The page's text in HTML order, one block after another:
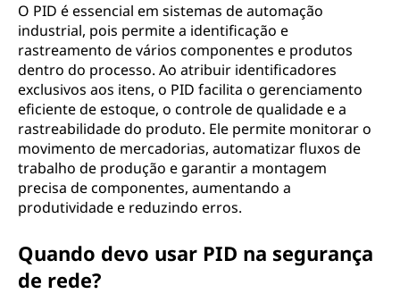
O PID é essencial em sistemas de automação
industrial, pois permite a identificação e
rastreamento de vários componentes e produtos
dentro do processo. Ao atribuir identificadores
exclusivos aos itens, o PID facilita o gerenciamento
eficiente de estoque, o controle de qualidade e a
rastreabilidade do produto. Ele permite monitorar o
movimento de mercadorias, automatizar fluxos de
trabalho de produção e garantir a montagem
precisa de componentes, aumentando a
produtividade e reduzindo erros.
Quando devo usar PID na segurança
de rede?